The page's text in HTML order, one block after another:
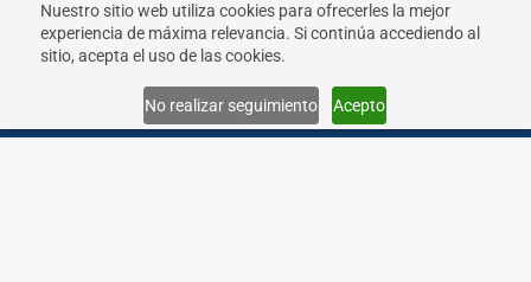
Nuestro sitio web utiliza cookies para ofrecerles la mejor
experiencia de máxima relevancia. Si continúa accediendo al
sitio, acepta el uso de las cookies.
No realizar seguimiento Acepto